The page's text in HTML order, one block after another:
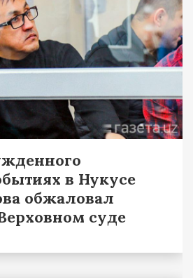
в Нукусе
обжаловал
суде